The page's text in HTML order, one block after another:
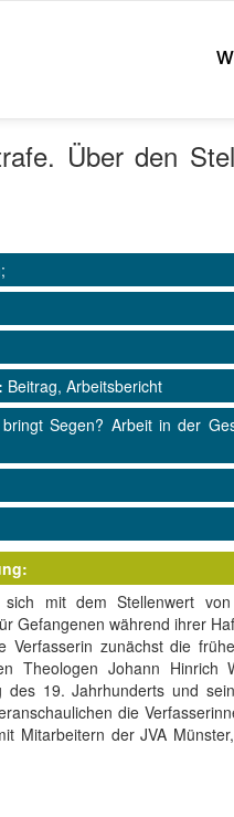
Über den
Beitrag, Arbeitsbericht
Segen? Arbeit in der
sich mit dem Stellenwert
Gefangenen während ihrer
Verfasserin zunächst die
Theologen Johann
des 19. Jahrhunderts und
die
Mitarbeitern der JVA